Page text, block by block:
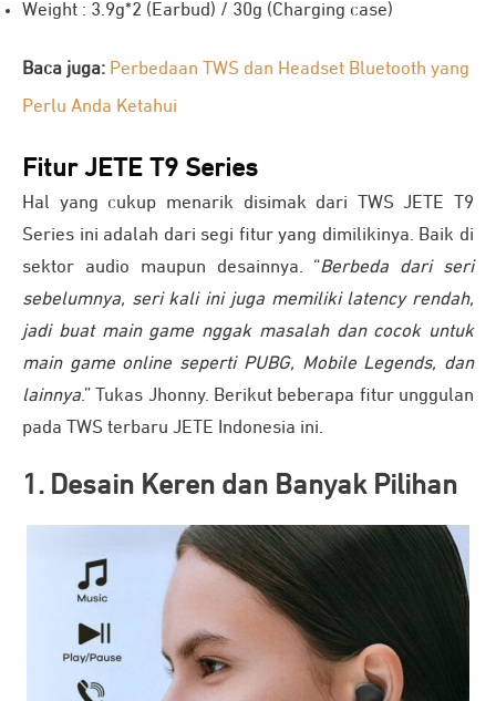
Weight : 3.9g*2 (Earbud) / 30g (Charging case)
Baca juga: Perbedaan TWS dan Headset Bluetooth yang
Perlu Anda Ketahui
Fitur JETE T9 Series
Hal yang cukup menarik disimak dari TWS JETE T9
Series ini adalah dari segi fitur yang dimilikinya. Baik di
sektor audio maupun desainnya. “Berbeda dari seri
sebelumnya, seri kali ini juga memiliki latency rendah,
jadi buat main game nggak masalah dan cocok untuk
main game online seperti PUBG, Mobile Legends, dan
lainnya.” Tukas Jhonny. Berikut beberapa fitur unggulan
pada TWS terbaru JETE Indonesia ini.
1. Desain Keren dan Banyak Pilihan